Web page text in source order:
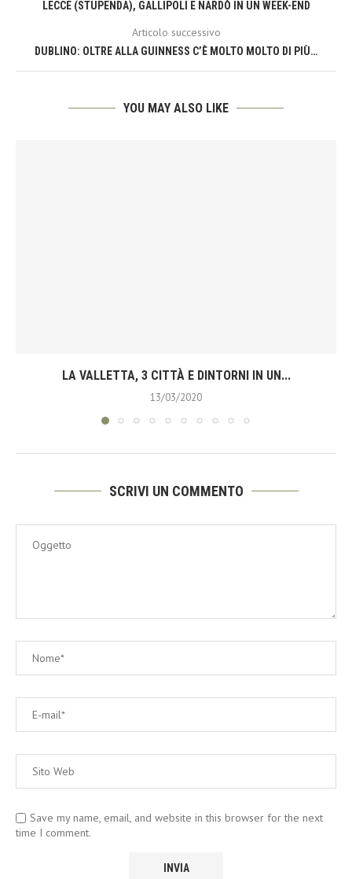
LECCE (STUPENDA), GALLIPOLI E NARDÒ IN UN WEEK-END
Articolo successivo
DUBLINO: OLTRE ALLA GUINNESS C’È MOLTO MOLTO DI PIÙ…
YOU MAY ALSO LIKE
LA VALLETTA, 3 CITTÀ E DINTORNI IN UN...
13/03/2020
SCRIVI UN COMMENTO
Save my name, email, and website in this browser for the next
time I comment.